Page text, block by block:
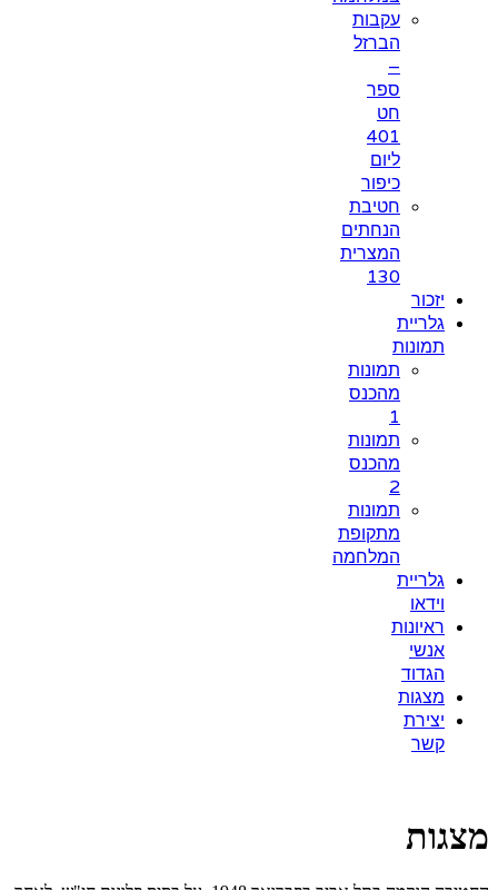
עקבות
הברזל
–
ספר
חט
401
ליום
כיפור
חטיבת
הנחתים
המצרית
130
יזכור
גלריית
תמונות
תמונות
מהכנס
1
תמונות
מהכנס
2
תמונות
מתקופת
המלחמה
גלריית
וידאו
ראיונות
אנשי
הגדוד
מצגות
יצירת
קשר
מצגות